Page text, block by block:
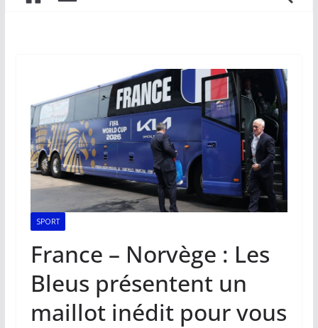
SPORT
France – Norvège : Les
Bleus présentent un
maillot inédit pour vous